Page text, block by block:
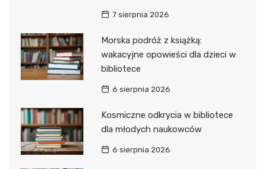
7 sierpnia 2026
Morska podróż z książką:
wakacyjne opowieści dla dzieci w
bibliotece
6 sierpnia 2026
Kosmiczne odkrycia w bibliotece
dla młodych naukowców
6 sierpnia 2026